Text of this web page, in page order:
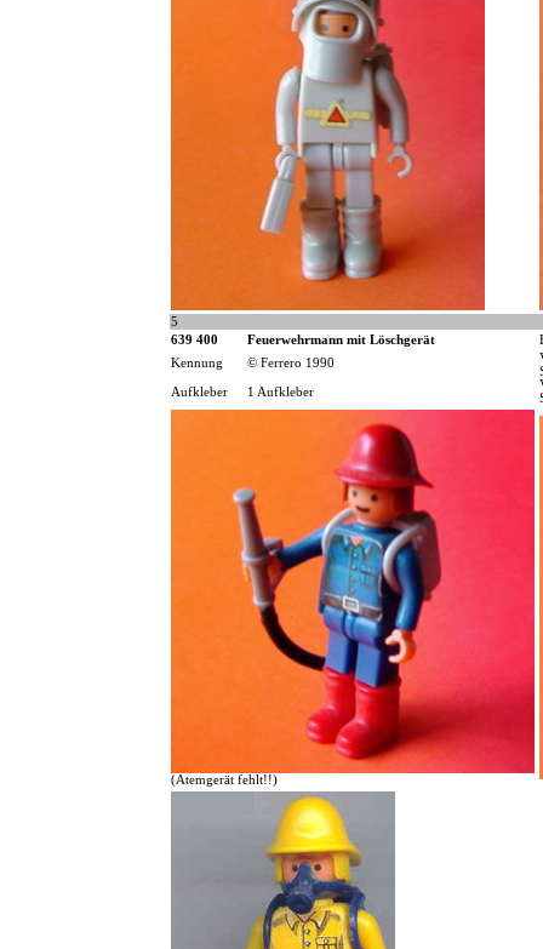
5
639 400
Feuerwehrmann mit Löschgerät
Kennung
© Ferrero 1990
Aufkleber 1 Aufkleber
(Atemgerät fehlt!!)